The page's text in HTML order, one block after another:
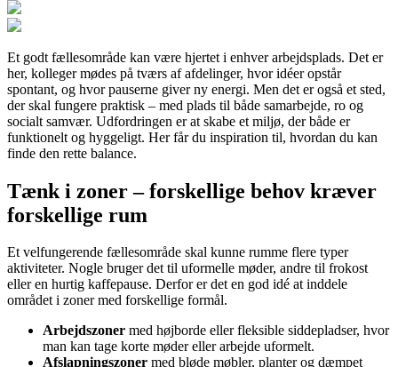
Et godt fællesområde kan være hjertet i enhver arbejdsplads. Det er
her, kolleger mødes på tværs af afdelinger, hvor idéer opstår
spontant, og hvor pauserne giver ny energi. Men det er også et sted,
der skal fungere praktisk – med plads til både samarbejde, ro og
socialt samvær. Udfordringen er at skabe et miljø, der både er
funktionelt og hyggeligt. Her får du inspiration til, hvordan du kan
finde den rette balance.
Tænk i zoner – forskellige behov kræver
forskellige rum
Et velfungerende fællesområde skal kunne rumme flere typer
aktiviteter. Nogle bruger det til uformelle møder, andre til frokost
eller en hurtig kaffepause. Derfor er det en god idé at inddele
området i zoner med forskellige formål.
Arbejdszoner med højborde eller fleksible siddepladser, hvor
man kan tage korte møder eller arbejde uformelt.
Afslapningszoner med bløde møbler, planter og dæmpet